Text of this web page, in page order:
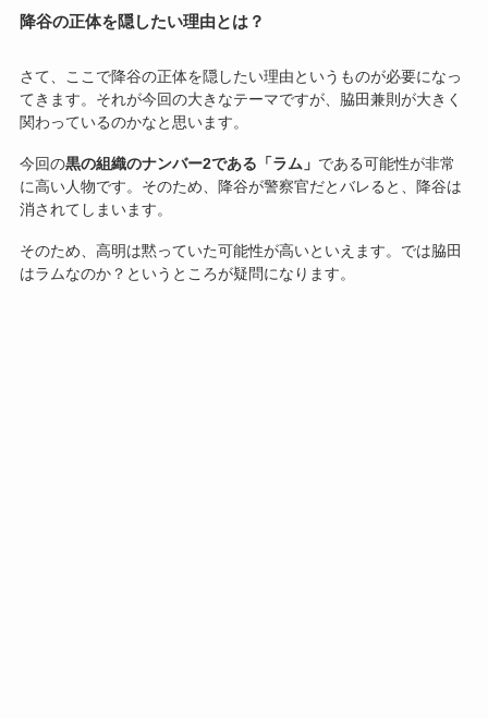
降谷の正体を隠したい理由とは？
さて、ここで降谷の正体を隠したい理由というものが必要になっ
てきます。それが今回の大きなテーマですが、脇田兼則が大きく
関わっているのかなと思います。
今回の黒の組織のナンバー2である「ラム」 である可能性が非常
に高い人物です。そのため、降谷が警察官だとバレると、降谷は
消されてしまいます。
そのため、高明は黙っていた可能性が高いといえます。では脇田
はラムなのか？というところが疑問になります。